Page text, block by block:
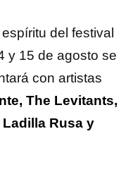
espíritu del festival
y 15 de agosto se
con artistas
The Levitants,
Rusa y